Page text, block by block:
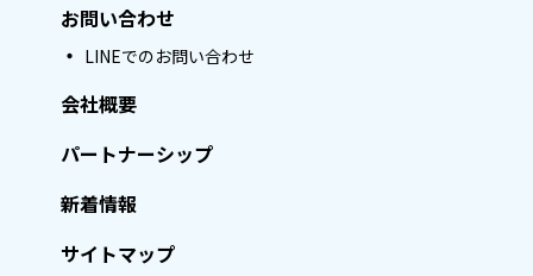
お問い合わせ
LINEでのお問い合わせ
会社概要
パートナーシップ
新着情報
サイトマップ